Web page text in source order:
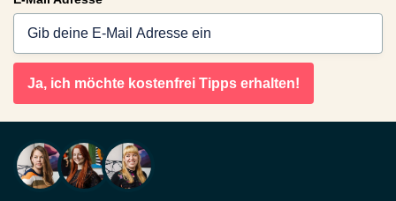
Ja, ich möchte kostenfrei Tipps erhalten!